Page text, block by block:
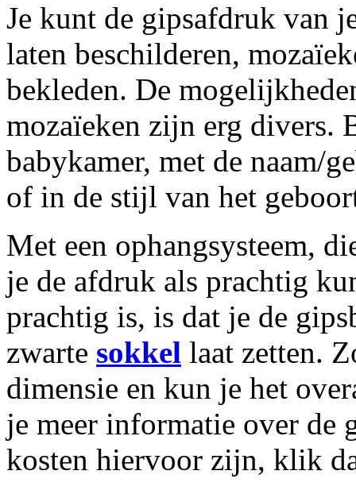
Je kunt de gipsafdruk van
laten beschilderen,
bekleden. De
mozaïeken zijn erg divers.
babykamer, met de naam/
of in de stijl van het
Met een ophangsysteem,
je de afdruk als prachtig
prachtig is, is dat je de
zwarte sokkel laat zetten.
dimensie en kun je het
je meer informatie over de
kosten hiervoor zijn, klik